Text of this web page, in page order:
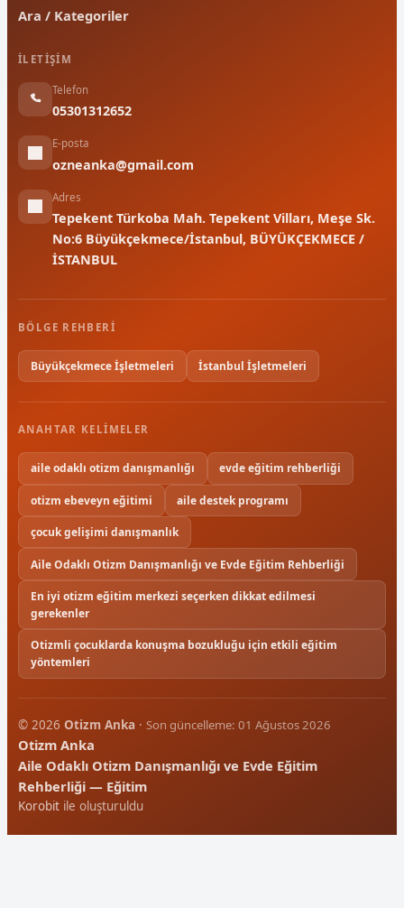
Ara / Kategoriler
İLETIŞIM
Telefon
05301312652
E-posta
ozneanka@gmail.com
Adres
Tepekent Türkoba Mah. Tepekent Vilları, Meşe Sk.
No:6 Büyükçekmece/İstanbul, BÜYÜKÇEKMECE /
İSTANBUL
BÖLGE REHBERI
Büyükçekmece İşletmeleri İstanbul İşletmeleri
ANAHTAR KELIMELER
aile odaklı otizm danışmanlığı evde eğitim rehberliği
otizm ebeveyn eğitimi aile destek programı
çocuk gelişimi danışmanlık
Aile Odaklı Otizm Danışmanlığı ve Evde Eğitim Rehberliği
En iyi otizm eğitim merkezi seçerken dikkat edilmesi
gerekenler
Otizmli çocuklarda konuşma bozukluğu için etkili eğitim
yöntemleri
© 2026 Otizm Anka · Son güncelleme: 01 Ağustos 2026
Otizm Anka
Aile Odaklı Otizm Danışmanlığı ve Evde Eğitim
Rehberliği — Eğitim
Korobit ile oluşturuldu